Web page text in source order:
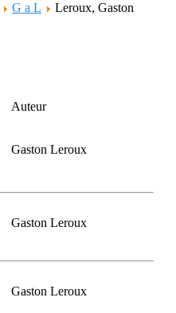
G a L Leroux, Gaston
Auteur
Gaston Leroux
Gaston Leroux
Gaston Leroux